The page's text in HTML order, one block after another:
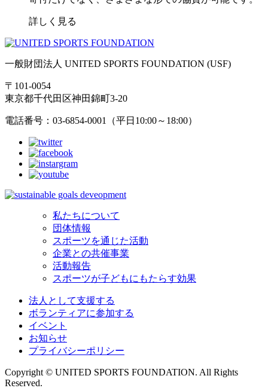
詳しく見る
一般財団法人 UNITED SPORTS FOUNDATION (USF)
〒101-0054
東京都千代田区神田錦町3-20
電話番号：03-6854-0001（平日10:00～18:00）
私たちについて
団体情報
スポーツを通じた活動
企業との共催事業
活動報告
スポーツが子どもにもたらす効果
法人として支援する
ボランティアに参加する
イベント
お知らせ
プライバシーポリシー
Copyright © UNITED SPORTS FOUNDATION. All Rights
Reserved.